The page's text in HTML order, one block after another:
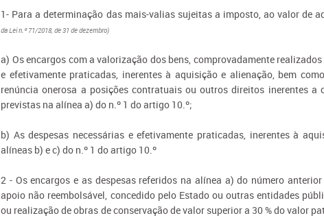
1- Para a determinação das mais-valias sujeitas a imposto, ao valor de
da Lei n.º 71/2018, de 31 de dezembro)
a) Os encargos com a valorização dos bens, comprovadamente
e efetivamente praticadas, inerentes à aquisição e alienação, bem
renúncia onerosa a posições contratuais ou outros direitos inerentes a
previstas na alínea a) do n.º 1 do artigo 10.º;
b) As despesas necessárias e efetivamente praticadas, inerentes à
alíneas b) e c) do n.º 1 do artigo 10.º
2 - Os encargos e as despesas referidos na alínea a) do número
apoio não reembolsável, concedido pelo Estado ou outras entidades
ou realização de obras de conservação de valor superior a 30 % do valor